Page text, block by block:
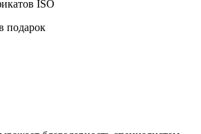
ISO
подарок